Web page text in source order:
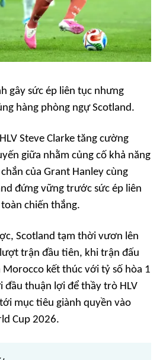
gây sức ép liên tục nhưng
hàng phòng ngự Scotland.
Steve Clarke tăng cường
giữa nhằm củng cố khả năng
của Grant Hanley cùng
đứng vững trước sức ép liên
chiến thắng.
Scotland tạm thời vươn lên
trận đầu tiên, khi trận đấu
Morocco kết thúc với tỷ số hòa 1
đầu thuận lợi để thầy trò HLV
mục tiêu giành quyền vào
Cup 2026.